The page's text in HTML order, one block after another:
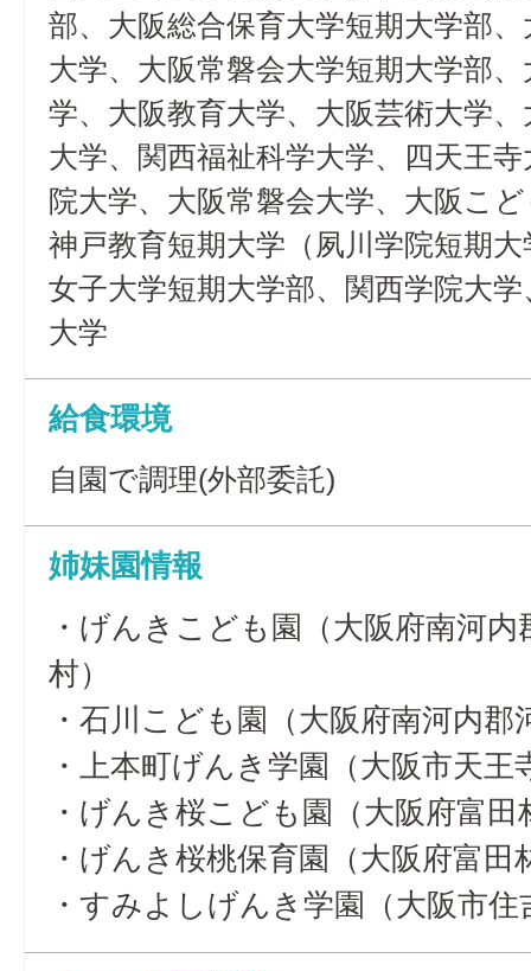
部、大阪総合保育大学短期大学部
大学、大阪常磐会大学短期大学部
学、大阪教育大学、大阪芸術大学
大学、関西福祉科学大学、四天王
院大学、大阪常磐会大学、大阪こ
神戸教育短期大学（夙川学院短期
女子大学短期大学部、関西学院大
大学
給食環境
自園で調理(外部委託)
姉妹園情報
・げんきこども園（大阪府南河内
村）
・石川こども園（大阪府南河内郡
・上本町げんき学園（大阪市天王
・げんき桜こども園（大阪府富田
・げんき桜桃保育園（大阪府富田
・すみよしげんき学園（大阪市住